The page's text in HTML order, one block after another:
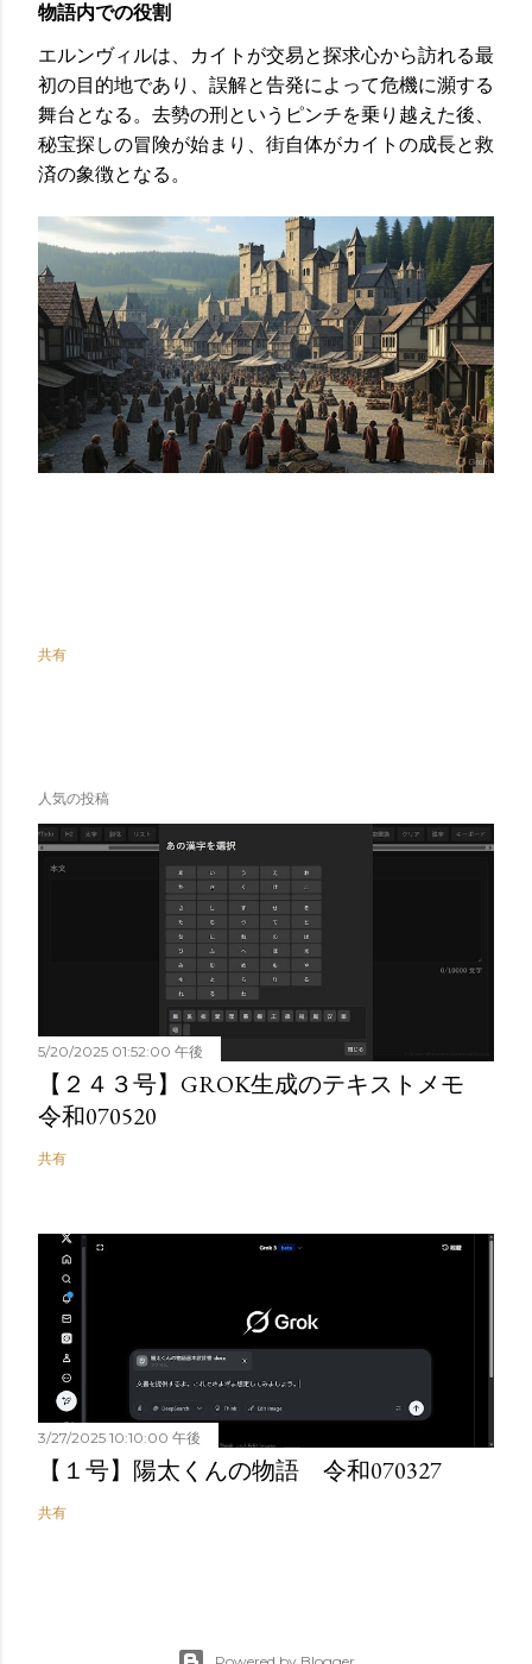
物語内での役割
エルンヴィルは、カイトが交易と探求心から訪れる最
初の目的地であり、誤解と告発によって危機に瀕する
舞台となる。去勢の刑というピンチを乗り越えた後、
秘宝探しの冒険が始まり、街自体がカイトの成長と救
済の象徴となる。
共有
人気の投稿
5/20/2025 01:52:00 午後
【２４３号】GROK生成のテキストメモ
令和070520
共有
3/27/2025 10:10:00 午後
【１号】陽太くんの物語 令和070327
共有